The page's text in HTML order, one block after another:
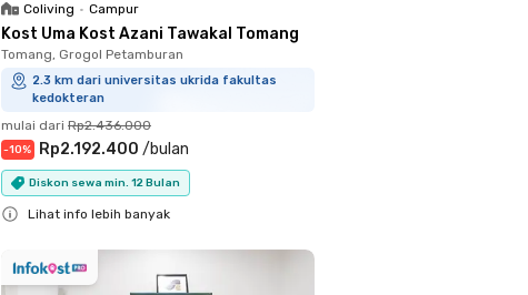
Coliving • Campur
Kost Uma Kost Azani Tawakal Tomang
Tomang, Grogol Petamburan
2.3 km dari universitas ukrida fakultas
kedokteran
mulai dari Rp2.436.000
-10% Rp2.192.400 /bulan
Diskon sewa min. 12 Bulan
Lihat info lebih banyak